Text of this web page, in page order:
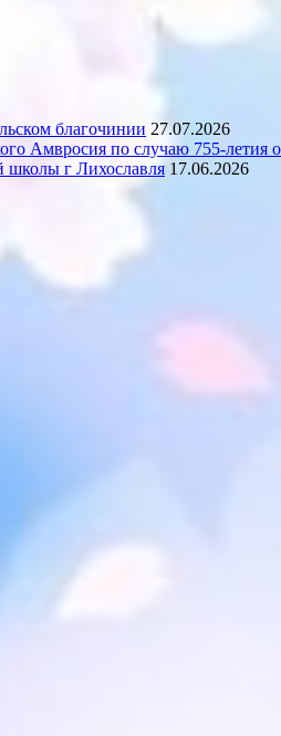
благочинии 27.07.2026
Амвросия по случаю 755-летия
школы г Лихославля 17.06.2026